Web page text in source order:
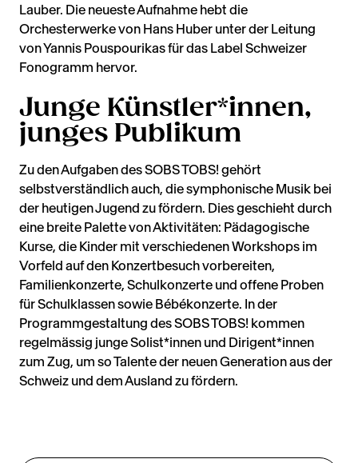
Lauber. Die neueste Aufnahme hebt die
Orchesterwerke von Hans Huber unter der Leitung
von Yannis Pouspourikas für das Label Schweizer
Fonogramm hervor.
Junge Künstler*innen,
junges Publikum
Zu den Aufgaben des SOBS TOBS! gehört
selbstverständlich auch, die symphonische Musik bei
der heutigen Jugend zu fördern. Dies geschieht durch
eine breite Palette von Aktivitäten: Pädagogische
Kurse, die Kinder mit verschiedenen Workshops im
Vorfeld auf den Konzertbesuch vorbereiten,
Familienkonzerte, Schulkonzerte und offene Proben
für Schulklassen sowie Bébékonzerte. In der
Programmgestaltung des SOBS TOBS! kommen
regelmässig junge Solist*innen und Dirigent*innen
zum Zug, um so Talente der neuen Generation aus der
Schweiz und dem Ausland zu fördern.